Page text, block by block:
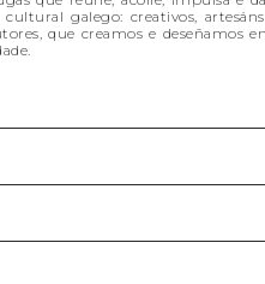
galego: creativos,
que creamos e deseñamos